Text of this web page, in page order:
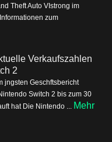
Theft Auto VIstrong im
zum
Verkaufszahlen
2
jngsten Geschftsbericht
Switch 2 bis zum 30
hat Die Nintendo ... Mehr